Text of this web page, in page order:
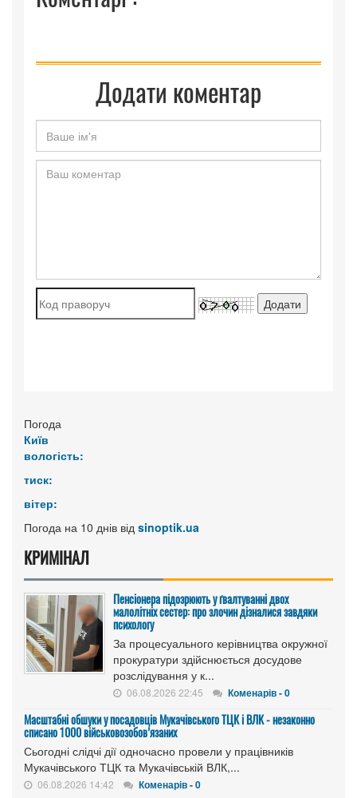
Додати коментар
Погода
Київ
вологість:
тиск:
вітер:
Погода на 10 днів від sinoptik.ua
КРИМІНАЛ
Пенсіонера підозрюють у ґвалтуванні двох
малолітніх сестер: про злочин дізналися завдяки
психологу
За процесуального керівництва окружної
прокуратури здійснюється досудове
розслідування у к...
06.08.2026 22:45 Коменарів - 0
Масштабні обшуки у посадовців Мукачівського ТЦК і ВЛК - незаконно
списано 1000 військовозобов’язаних
Сьогодні слідчі дії одночасно провели у працівників
Мукачівського ТЦК та Мукачівській ВЛК,...
06.08.2026 14:42 Коменарів - 0